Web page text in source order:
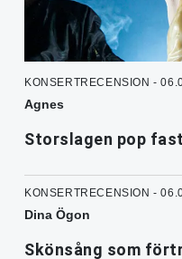
KONSERTRECENSION -
Agnes
Storslagen pop
KONSERTRECENSION -
Dina Ögon
Skönsång som